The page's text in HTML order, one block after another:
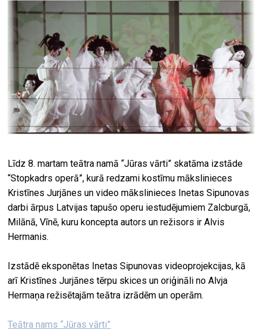
Līdz 8. martam teātra namā “Jūras vārti” skatāma izstāde
“Stopkadrs operā”, kurā redzami kostīmu mākslinieces
Kristīnes Jurjānes un video mākslinieces Inetas Sipunovas
darbi ārpus Latvijas tapušo operu iestudējumiem Zalcburgā,
Milānā, Vīnē, kuru koncepta autors un režisors ir Alvis
Hermanis.
Izstādē eksponētas Inetas Sipunovas videoprojekcijas, kā
arī Kristīnes Jurjānes tērpu skices un oriģināli no Alvja
Hermaņa režisētajām teātra izrādēm un operām.
Teātra nams “Jūras vārti”